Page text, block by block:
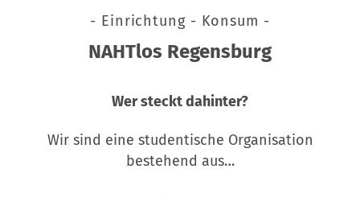
- Einrichtung - Konsum -
NAHTlos Regensburg
Wer steckt dahinter?
Wir sind eine studentische Organisation
bestehend aus…